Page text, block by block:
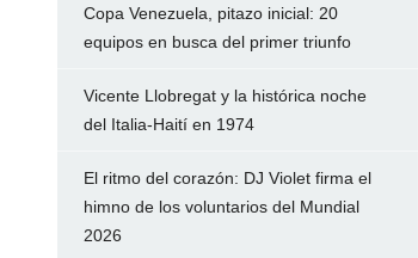
Copa Venezuela, pitazo inicial: 20
equipos en busca del primer triunfo
Vicente Llobregat y la histórica noche
del Italia-Haití en 1974
El ritmo del corazón: DJ Violet firma el
himno de los voluntarios del Mundial
2026